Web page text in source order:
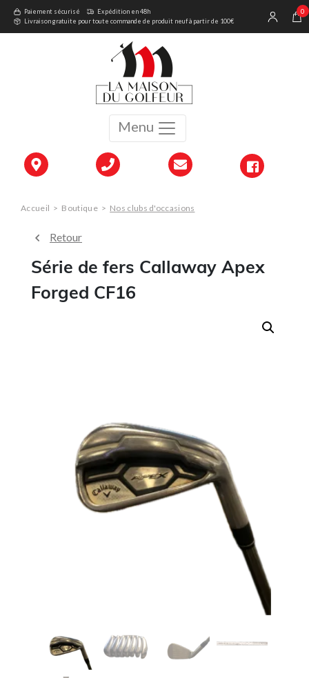
Menu
Paiement sécurisé
Expédition en 48h
Livraison gratuite pour toute commande de produit neuf à partir de 100€
0
Accueil > Boutique > Nos clubs d'occasions
Retour
Série de fers Callaway Apex
Forged CF16